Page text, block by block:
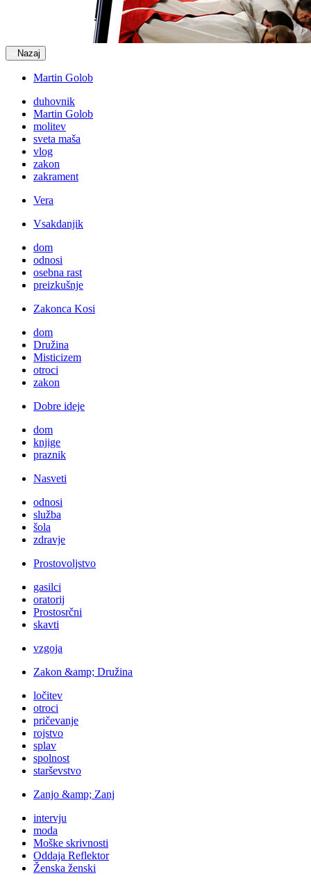
Nazaj
Martin Golob
duhovnik
Martin Golob
molitev
sveta maša
vlog
zakon
zakrament
Vera
Vsakdanjik
dom
odnosi
osebna rast
preizkušnje
Zakonca Kosi
dom
Družina
Misticizem
otroci
zakon
Dobre ideje
dom
knjige
praznik
Nasveti
odnosi
služba
šola
zdravje
Prostovoljstvo
gasilci
oratorij
Prostosrčni
skavti
vzgoja
Zakon &amp; Družina
ločitev
otroci
pričevanje
rojstvo
splav
spolnost
starševstvo
Zanjo &amp; Zanj
intervju
moda
Moške skrivnosti
Oddaja Reflektor
Ženska ženski